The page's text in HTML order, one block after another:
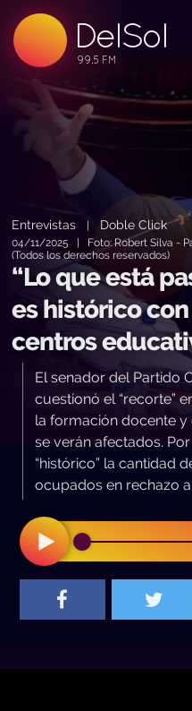
DelSol
99.5 FM
99.5 FM
99.5 FM
Entrevistas Doble Click
04/11/2025 | Foto: Robert Silva -
(Todos los derechos reservados)
“Lo que está
es histórico
centros
El senador del Partido
cuestionó el “recorte”
la formación docente
se verán afectados.
“histórico” la cantidad
ocupados en rechazo